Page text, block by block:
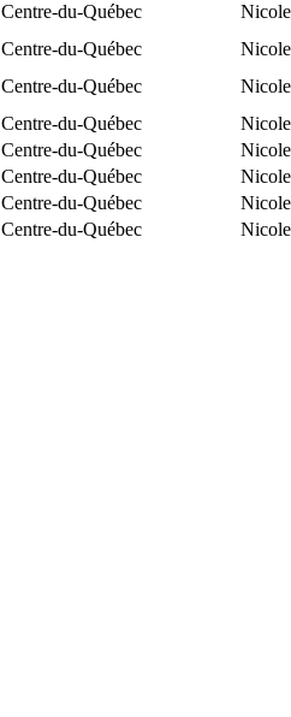
Centre-du-Québec
Centre-du-Québec
Centre-du-Québec
Centre-du-Québec
Centre-du-Québec
Centre-du-Québec
Centre-du-Québec
Centre-du-Québec